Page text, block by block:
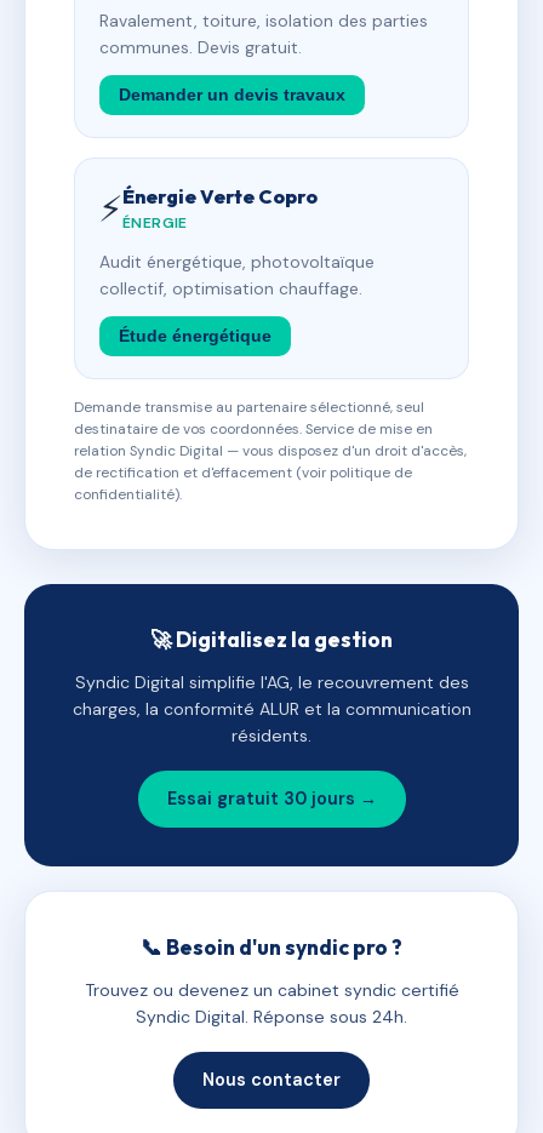
Ravalement, toiture, isolation des parties
communes. Devis gratuit.
Demander un devis travaux
⚡Énergie Verte Copro
ÉNERGIE
Audit énergétique, photovoltaïque
collectif, optimisation chauffage.
Étude énergétique
Demande transmise au partenaire sélectionné, seul
destinataire de vos coordonnées. Service de mise en
relation Syndic Digital — vous disposez d'un droit d'accès,
de rectification et d'effacement (voir politique de
confidentialité).
🚀 Digitalisez la gestion
Syndic Digital simplifie l'AG, le recouvrement des
charges, la conformité ALUR et la communication
résidents.
Essai gratuit 30 jours →
📞 Besoin d'un syndic pro ?
Trouvez ou devenez un cabinet syndic certifié
Syndic Digital. Réponse sous 24h.
Nous contacter